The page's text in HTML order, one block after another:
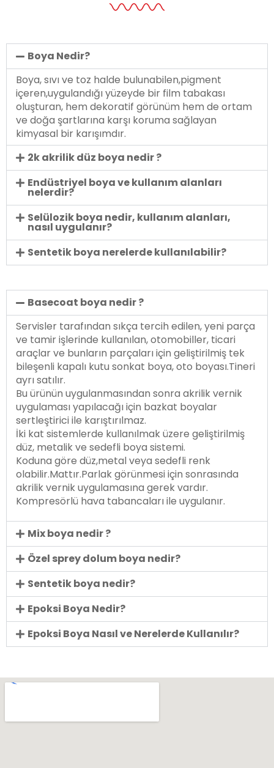
Boya Nedir?
Boya, sıvı ve toz halde bulunabilen,pigment
içeren,uygulandığı yüzeyde bir film tabakası
oluşturan, hem dekoratif görünüm hem de ortam
ve doğa şartlarına karşı koruma sağlayan
kimyasal bir karışımdır.
2k akrilik düz boya nedir ?
Endüstriyel boya ve kullanım alanları
nelerdir?
Selülozik boya nedir, kullanım alanları,
nasıl uygulanır?
Sentetik boya nerelerde kullanılabilir?
Basecoat boya nedir ?
Servisler tarafından sıkça tercih edilen, yeni parça
ve tamir işlerinde kullanılan, otomobiller, ticari
araçlar ve bunların parçaları için geliştirilmiş tek
bileşenli kapalı kutu sonkat boya, oto boyası.Tineri
ayrı satılır.
Bu ürünün uygulanmasından sonra akrilik vernik
uygulaması yapılacağı için bazkat boyalar
sertleştirici ile karıştırılmaz.
İki kat sistemlerde kullanılmak üzere geliştirilmiş
düz, metalik ve sedefli boya sistemi.
Koduna göre düz,metal veya sedefli renk
olabilir.Mattır.Parlak görünmesi için sonrasında
akrilik vernik uygulamasına gerek vardır.
Kompresörlü hava tabancaları ile uygulanır.
Mix boya nedir ?
Özel sprey dolum boya nedir?
Sentetik boya nedir?
Epoksi Boya Nedir?
Epoksi Boya Nasıl ve Nerelerde Kullanılır?